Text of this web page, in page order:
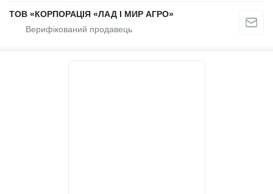
ТОВ «КОРПОРАЦІЯ «ЛАД І МИР АГРО»